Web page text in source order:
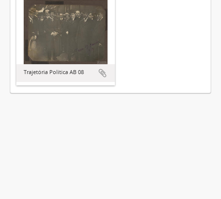
Trajetória Política AB 08